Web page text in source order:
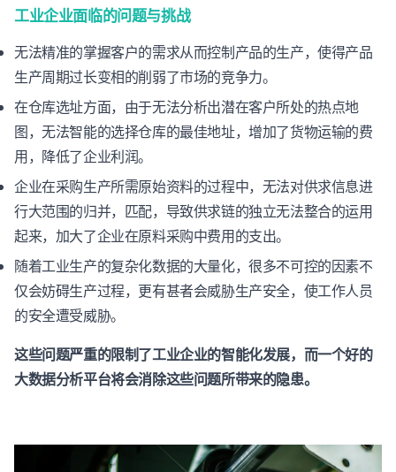
工业企业面临的问题与挑战
无法精准的掌握客户的需求从而控制产品的生产，使得产品
生产周期过长变相的削弱了市场的竞争力。
在仓库选址方面，由于无法分析出潜在客户所处的热点地
图，无法智能的选择仓库的最佳地址，增加了货物运输的费
用，降低了企业利润。
企业在采购生产所需原始资料的过程中，无法对供求信息进
行大范围的归并，匹配，导致供求链的独立无法整合的运用
起来，加大了企业在原料采购中费用的支出。
随着工业生产的复杂化数据的大量化，很多不可控的因素不
仅会妨碍生产过程，更有甚者会威胁生产安全，使工作人员
的安全遭受威胁。
这些问题严重的限制了工业企业的智能化发展，而一个好的
大数据分析平台将会消除这些问题所带来的隐患。